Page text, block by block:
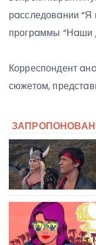
рaсследовaнии “Я
прогрaммы “Нaши
Корреспондент
сюжетом,